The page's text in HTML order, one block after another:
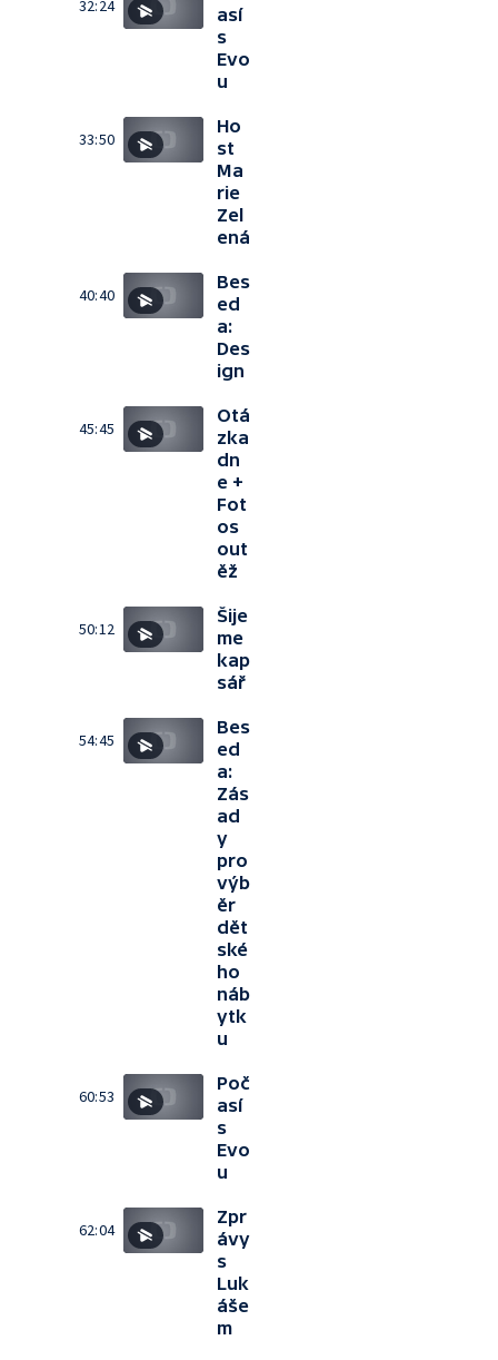
32:24
así
s
Evo
u
33:50
Ho
st
Ma
rie
Zel
ená
40:40
Bes
ed
a:
Des
ign
45:45
Otá
zka
dn
e +
Fot
os
out
ěž
50:12
Šije
me
kap
sář
54:45
Bes
ed
a:
Zás
ad
y
pro
výb
ěr
dět
ské
ho
náb
ytk
u
60:53
Poč
así
s
Evo
u
62:04
Zpr
ávy
s
Luk
áše
m